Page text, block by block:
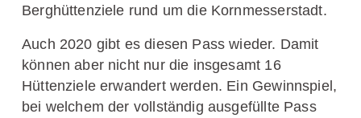
Berghüttenziele rund um die Kornmesserstadt.
Auch 2020 gibt es diesen Pass wieder. Damit
können aber nicht nur die insgesamt 16
Hüttenziele erwandert werden. Ein Gewinnspiel,
bei welchem der vollständig ausgefüllte Pass